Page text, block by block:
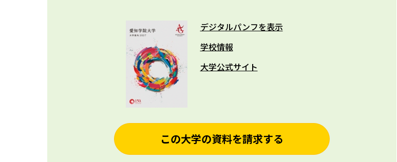
デジタルパンフを表示
学校情報
大学公式サイト
この大学の資料を請求する